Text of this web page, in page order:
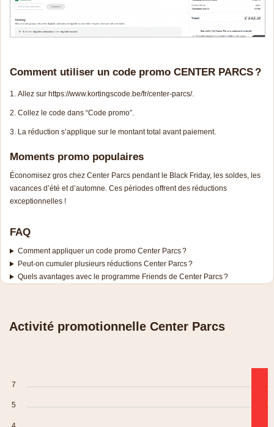
Comment utiliser un code promo CENTER PARCS ?
Allez sur https://www.kortingscode.be/fr/center-parcs/.
Collez le code dans “Code promo”.
La réduction s’applique sur le montant total avant paiement.
Moments promo populaires
Économisez gros chez Center Parcs pendant le Black Friday, les soldes, les
vacances d’été et d’automne. Ces périodes offrent des réductions
exceptionnelles !
FAQ
Comment appliquer un code promo Center Parcs ?
Peut-on cumuler plusieurs réductions Center Parcs ?
Quels avantages avec le programme Friends de Center Parcs ?
Activité promotionnelle Center Parcs
7
5